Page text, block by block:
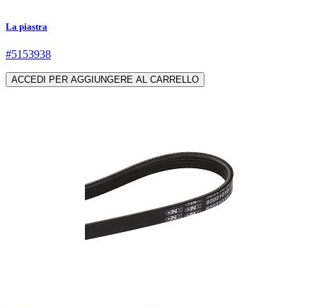
La piastra
#5153938
ACCEDI PER AGGIUNGERE AL CARRELLO